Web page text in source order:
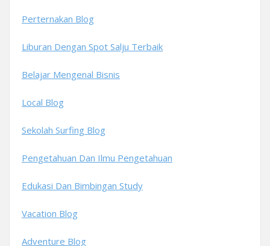
Perternakan Blog
Liburan Dengan Spot Salju Terbaik
Belajar Mengenal Bisnis
Local Blog
Sekolah Surfing Blog
Pengetahuan Dan Ilmu Pengetahuan
Edukasi Dan Bimbingan Study
Vacation Blog
Adventure Blog